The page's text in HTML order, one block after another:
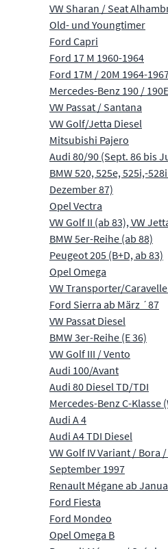
VW Sharan / Seat
Old- und Youngtimer
Ford Capri
Ford 17 M 1960-1964
Ford 17M / 20M 1964-
Mercedes-Benz 190 /
VW Passat / Santana
VW Golf/Jetta Diesel
Mitsubishi Pajero
Audi 80/90 (Sept. 86 bis
BMW 520, 525e, 525i,-
Dezember 87)
Opel Vectra
VW Golf II (ab 83), VW
BMW 5er-Reihe (ab 88)
Peugeot 205 (B+D, ab 83)
Opel Omega
VW Transporter/Caravelle
Ford Sierra ab März ´87
VW Passat Diesel
BMW 3er-Reihe (E 36)
VW Golf III / Vento
Audi 100/Avant
Audi 80 Diesel TD/TDI
Mercedes-Benz C-Klasse
Audi A 4
Audi A4 TDI Diesel
VW Golf IV Variant / Bora
September 1997
Renault Mégane ab
Ford Fiesta
Ford Mondeo
Opel Omega B